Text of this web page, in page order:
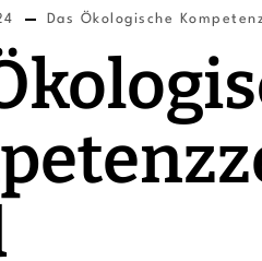
Das Ökologische